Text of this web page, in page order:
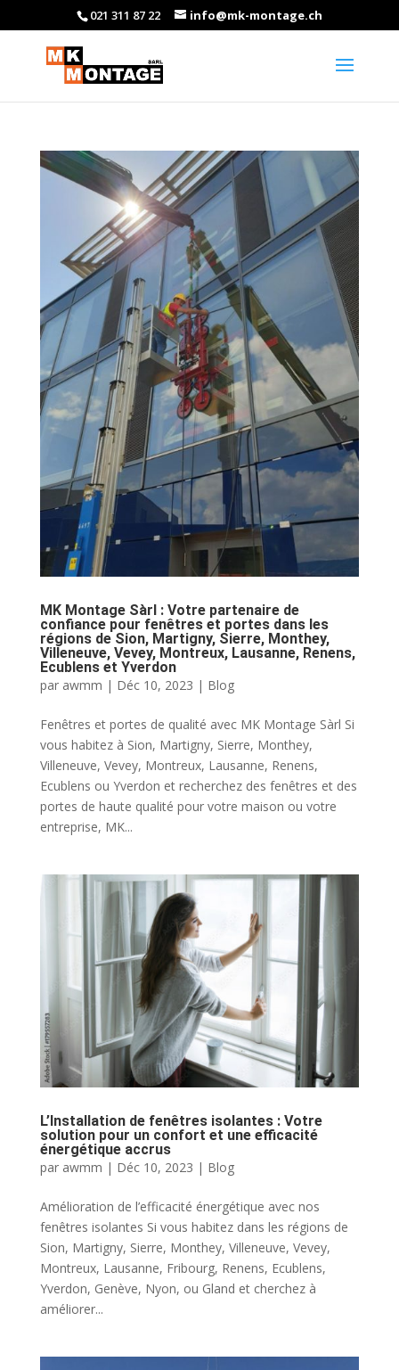
021 311 87 22 info@mk-montage.ch
MK Montage Sàrl : Votre partenaire de
confiance pour fenêtres et portes dans les
régions de Sion, Martigny, Sierre, Monthey,
Villeneuve, Vevey, Montreux, Lausanne, Renens,
Ecublens et Yverdon
par awmm | Déc 10, 2023 | Blog
Fenêtres et portes de qualité avec MK Montage Sàrl Si
vous habitez à Sion, Martigny, Sierre, Monthey,
Villeneuve, Vevey, Montreux, Lausanne, Renens,
Ecublens ou Yverdon et recherchez des fenêtres et des
portes de haute qualité pour votre maison ou votre
entreprise, MK...
L’Installation de fenêtres isolantes : Votre
solution pour un confort et une efficacité
énergétique accrus
par awmm | Déc 10, 2023 | Blog
Amélioration de l’efficacité énergétique avec nos
fenêtres isolantes Si vous habitez dans les régions de
Sion, Martigny, Sierre, Monthey, Villeneuve, Vevey,
Montreux, Lausanne, Fribourg, Renens, Ecublens,
Yverdon, Genève, Nyon, ou Gland et cherchez à
améliorer...